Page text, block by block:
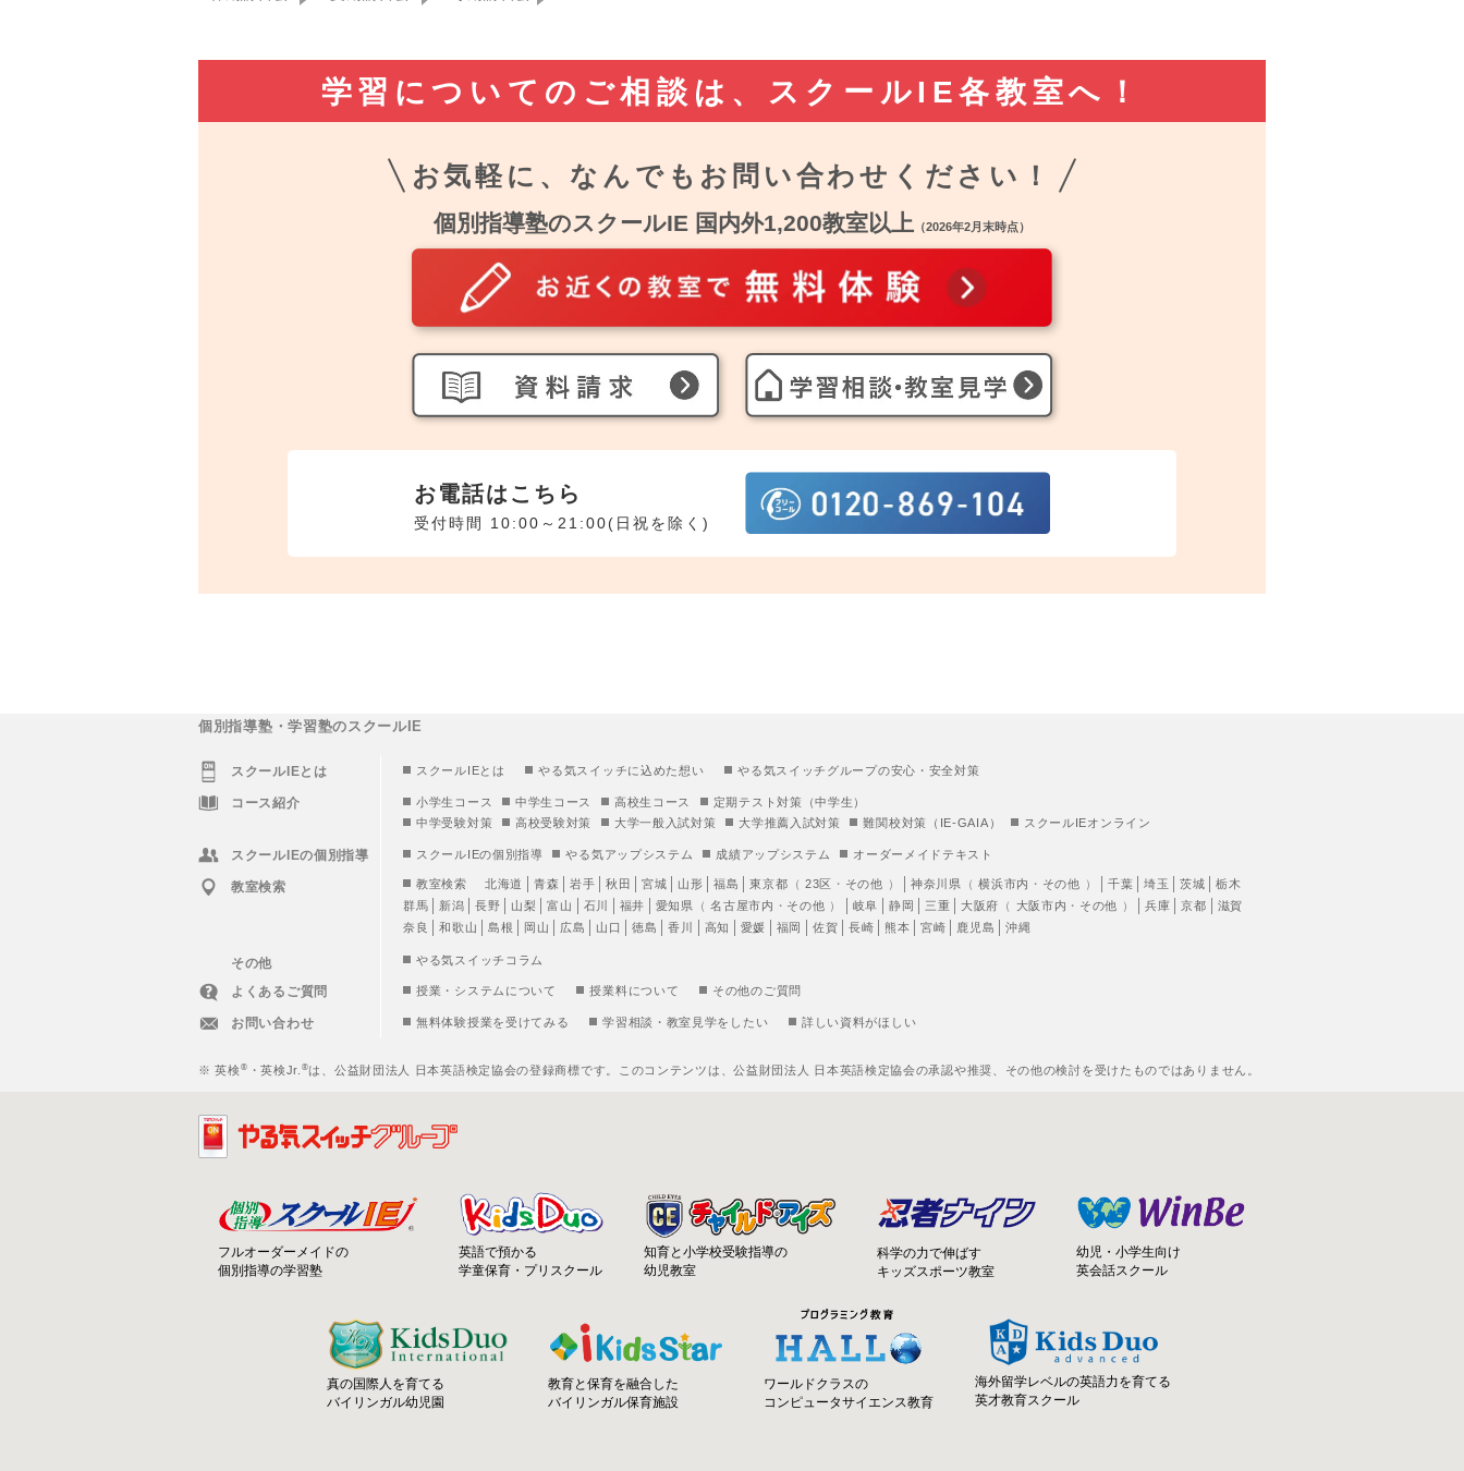
学習についてのご相談は、 スクールIE各教室へ！
お気軽に、なんでも お問い合わせください！
個別指導塾のスクールIE 国内外1,200教室以上 （2026年2月末時点）
お電話はこちら
受付時間 10:00～21:00(日祝を除く)
個別指導塾・学習塾のスクールIE
スクールIEとは スクールIEとは やる気スイッチに込めた想い やる気スイッチグループの安心・安全対策
コース紹介 小学生コース 中学生コース 高校生コース
定期テスト対策（中学生）
中学受験対策
高校受験対策 大学一般入試対策 大学推薦入試対策 難関校対策（IE-GAIA） スクールIEオンライン
スクールIEの個別指導 スクールIEの個別指導 やる気アップシステム 成績アップシステム オーダーメイドテキスト
教室検索 教室検索 北海道 青森 岩手 秋田 宮城 山形 福島 東京都 （ 23区 ・ その他 ） 神奈川県 （横浜市内 ・ その他 ） 千葉 埼玉 茨城
栃木
群馬
新潟 長野 山梨 富山 石川 福井 愛知県 （名古屋市内 ・ その他 ） 岐阜 静岡 三重 大阪府 （ 大阪市内 ・ その他 ） 兵庫 京都
滋賀
奈良
和歌山 島根 岡山 広島 山口 徳島 香川 高知 愛媛 福岡 佐賀 長崎 熊本 宮崎 鹿児島 沖縄
その他 やる気スイッチコラム
よくあるご質問 授業・システムについて 授業料について その他のご質問
お問い合わせ 無料体験授業を受けてみる 学習相談・教室見学をしたい 詳しい資料がほしい
※ 英検 ® ・英検Jr. ®は、公益財団法人 日本英語検定協会の登録商標です。このコンテンツは、公益財団法人 日本英語検定協会の承認や推奨、その他の検討を受けたものではありません。
フルオーダーメイドの
個別指導の学習塾
英語で預かる
学童保育・プリスクール
知育と小学校受験指導の
幼児教室
科学の力で伸ばす
キッズスポーツ教室
幼児・小学生向け
英会話スクール
真の国際人を育てる
バイリンガル幼児園
教育と保育を融合した
バイリンガル保育施設
ワールドクラスの
コンピュータサイエンス教育
海外留学レベルの英語力を育てる
英才教育スクール